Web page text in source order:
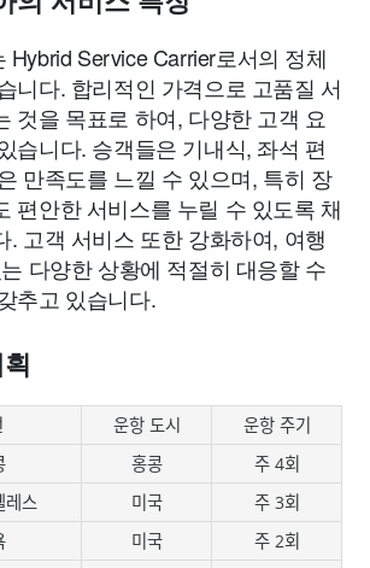
Hybrid Service Carrier로서의 정체
니다. 합리적인 가격으로 고품질 서
것을 목표로 하여, 다양한 고객 요
습니다. 승객들은 기내식, 좌석 편
만족도를 느낄 수 있으며, 특히 장
편안한 서비스를 누릴 수 있도록 채
. 고객 서비스 또한 강화하여, 여행
다양한 상황에 적절히 대응할 수
추고 있습니다.
운항 도시
운항 주기
홍콩
주 4회
레스
미국
주 3회
미국 주 2회